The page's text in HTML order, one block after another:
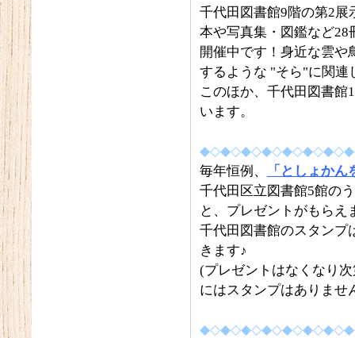
千代田図書館9階の第2展
本や写真集・図鑑など28
開催中です！身近な雲や
するような "そら"に関連
このほか、千代田図書館
います。
毎年恒例、
「としょか
千代田区立図書館5館の
と、プレゼントがもらえ
千代田図書館のスタンプ
きます♪
(プレゼントはなくなり
にはスタンプはありませ